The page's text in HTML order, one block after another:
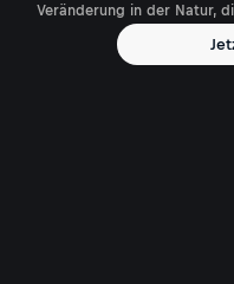
Veränderung in der Natur,